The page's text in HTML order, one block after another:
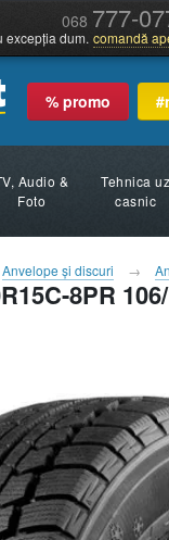
068 777-
excepția dum. comandă
% promo
Audio &
Foto
Tehnica uz
casnic
Anvelope şi discuri
8PR